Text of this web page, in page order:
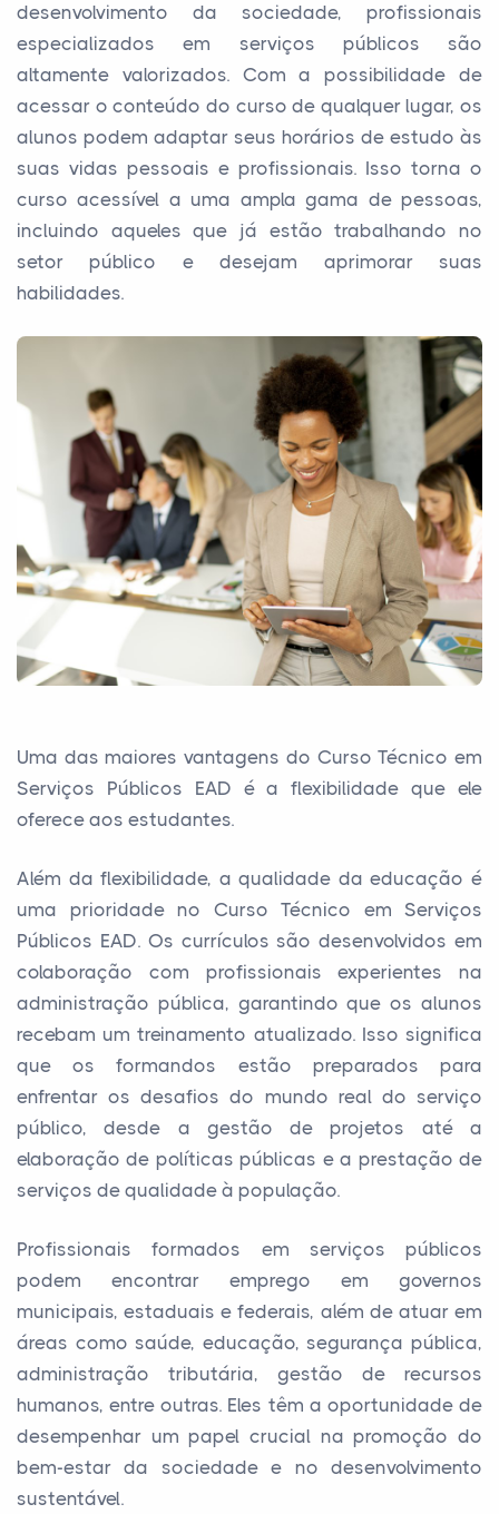
desenvolvimento da sociedade, profissionais
especializados em serviços públicos são
altamente valorizados. Com a possibilidade de
acessar o conteúdo do curso de qualquer lugar, os
alunos podem adaptar seus horários de estudo às
suas vidas pessoais e profissionais. Isso torna o
curso acessível a uma ampla gama de pessoas,
incluindo aqueles que já estão trabalhando no
setor público e desejam aprimorar suas
habilidades.
Uma das maiores vantagens do Curso Técnico em
Serviços Públicos EAD é a flexibilidade que ele
oferece aos estudantes.
Além da flexibilidade, a qualidade da educação é
uma prioridade no Curso Técnico em Serviços
Públicos EAD. Os currículos são desenvolvidos em
colaboração com profissionais experientes na
administração pública, garantindo que os alunos
recebam um treinamento atualizado. Isso significa
que os formandos estão preparados para
enfrentar os desafios do mundo real do serviço
público, desde a gestão de projetos até a
elaboração de políticas públicas e a prestação de
serviços de qualidade à população.
Profissionais formados em serviços públicos
podem encontrar emprego em governos
municipais, estaduais e federais, além de atuar em
áreas como saúde, educação, segurança pública,
administração tributária, gestão de recursos
humanos, entre outras. Eles têm a oportunidade de
desempenhar um papel crucial na promoção do
bem-estar da sociedade e no desenvolvimento
sustentável.